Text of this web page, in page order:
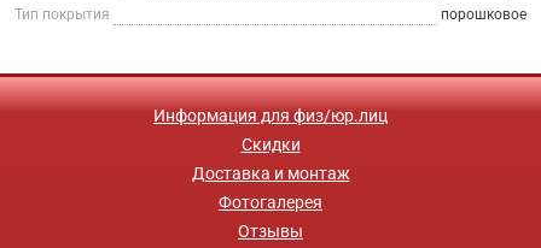
Тип покрытия
порошковое
Информация для физ/юр.лиц
Скидки
Доставка и монтаж
Фотогалерея
Отзывы